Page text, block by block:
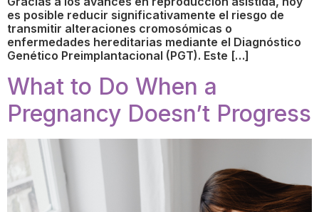
es posible reducir significativamente el riesgo de
transmitir alteraciones cromosómicas o
enfermedades hereditarias mediante el Diagnóstico
Genético Preimplantacional (PGT). Este […]
What to Do When a
Pregnancy Doesn’t Progress